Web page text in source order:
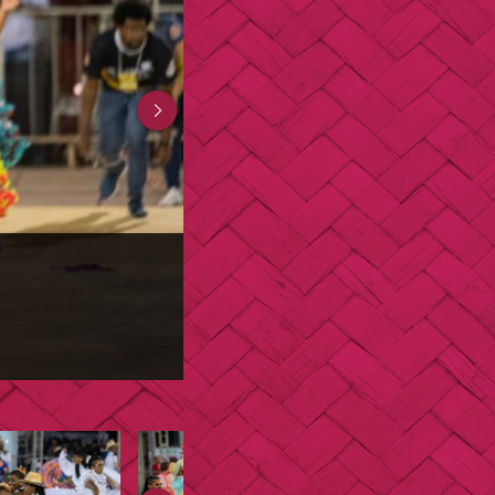
Quadrilha
Arrasta
Pé